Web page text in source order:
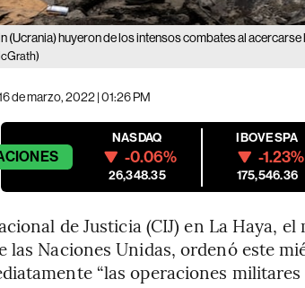
(Ucrania) huyeron de los intensos combates al acercarse
de marzo, 2022 | 01:26 PM
NASDAQ
-0.06%
26,348.35
IBOVESPA
-1.23%
175,546.36
de Justicia (CIJ) en La Haya,
las Naciones Unidas, ordenó este
“las operaciones